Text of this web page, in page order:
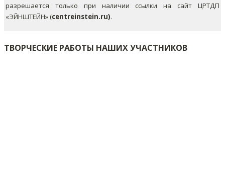
разрешается только при наличии ссылки на сайт ЦРТДП
«ЭЙНШТЕЙН» (centreinstein.ru).
ТВОРЧЕСКИЕ РАБОТЫ НАШИХ УЧАСТНИКОВ